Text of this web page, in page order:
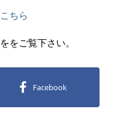
こちら
ををご覧下さい。
Facebook